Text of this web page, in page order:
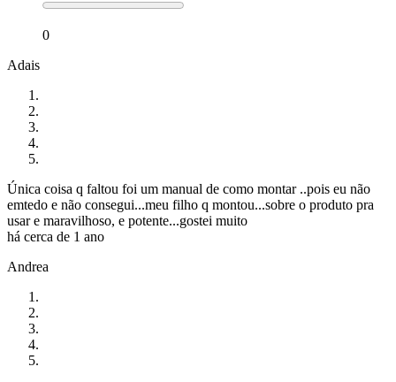
0
Adais
Única coisa q faltou foi um manual de como montar ..pois eu não
emtedo e não consegui...meu filho q montou...sobre o produto pra
usar e maravilhoso, e potente...gostei muito
há cerca de 1 ano
Andrea